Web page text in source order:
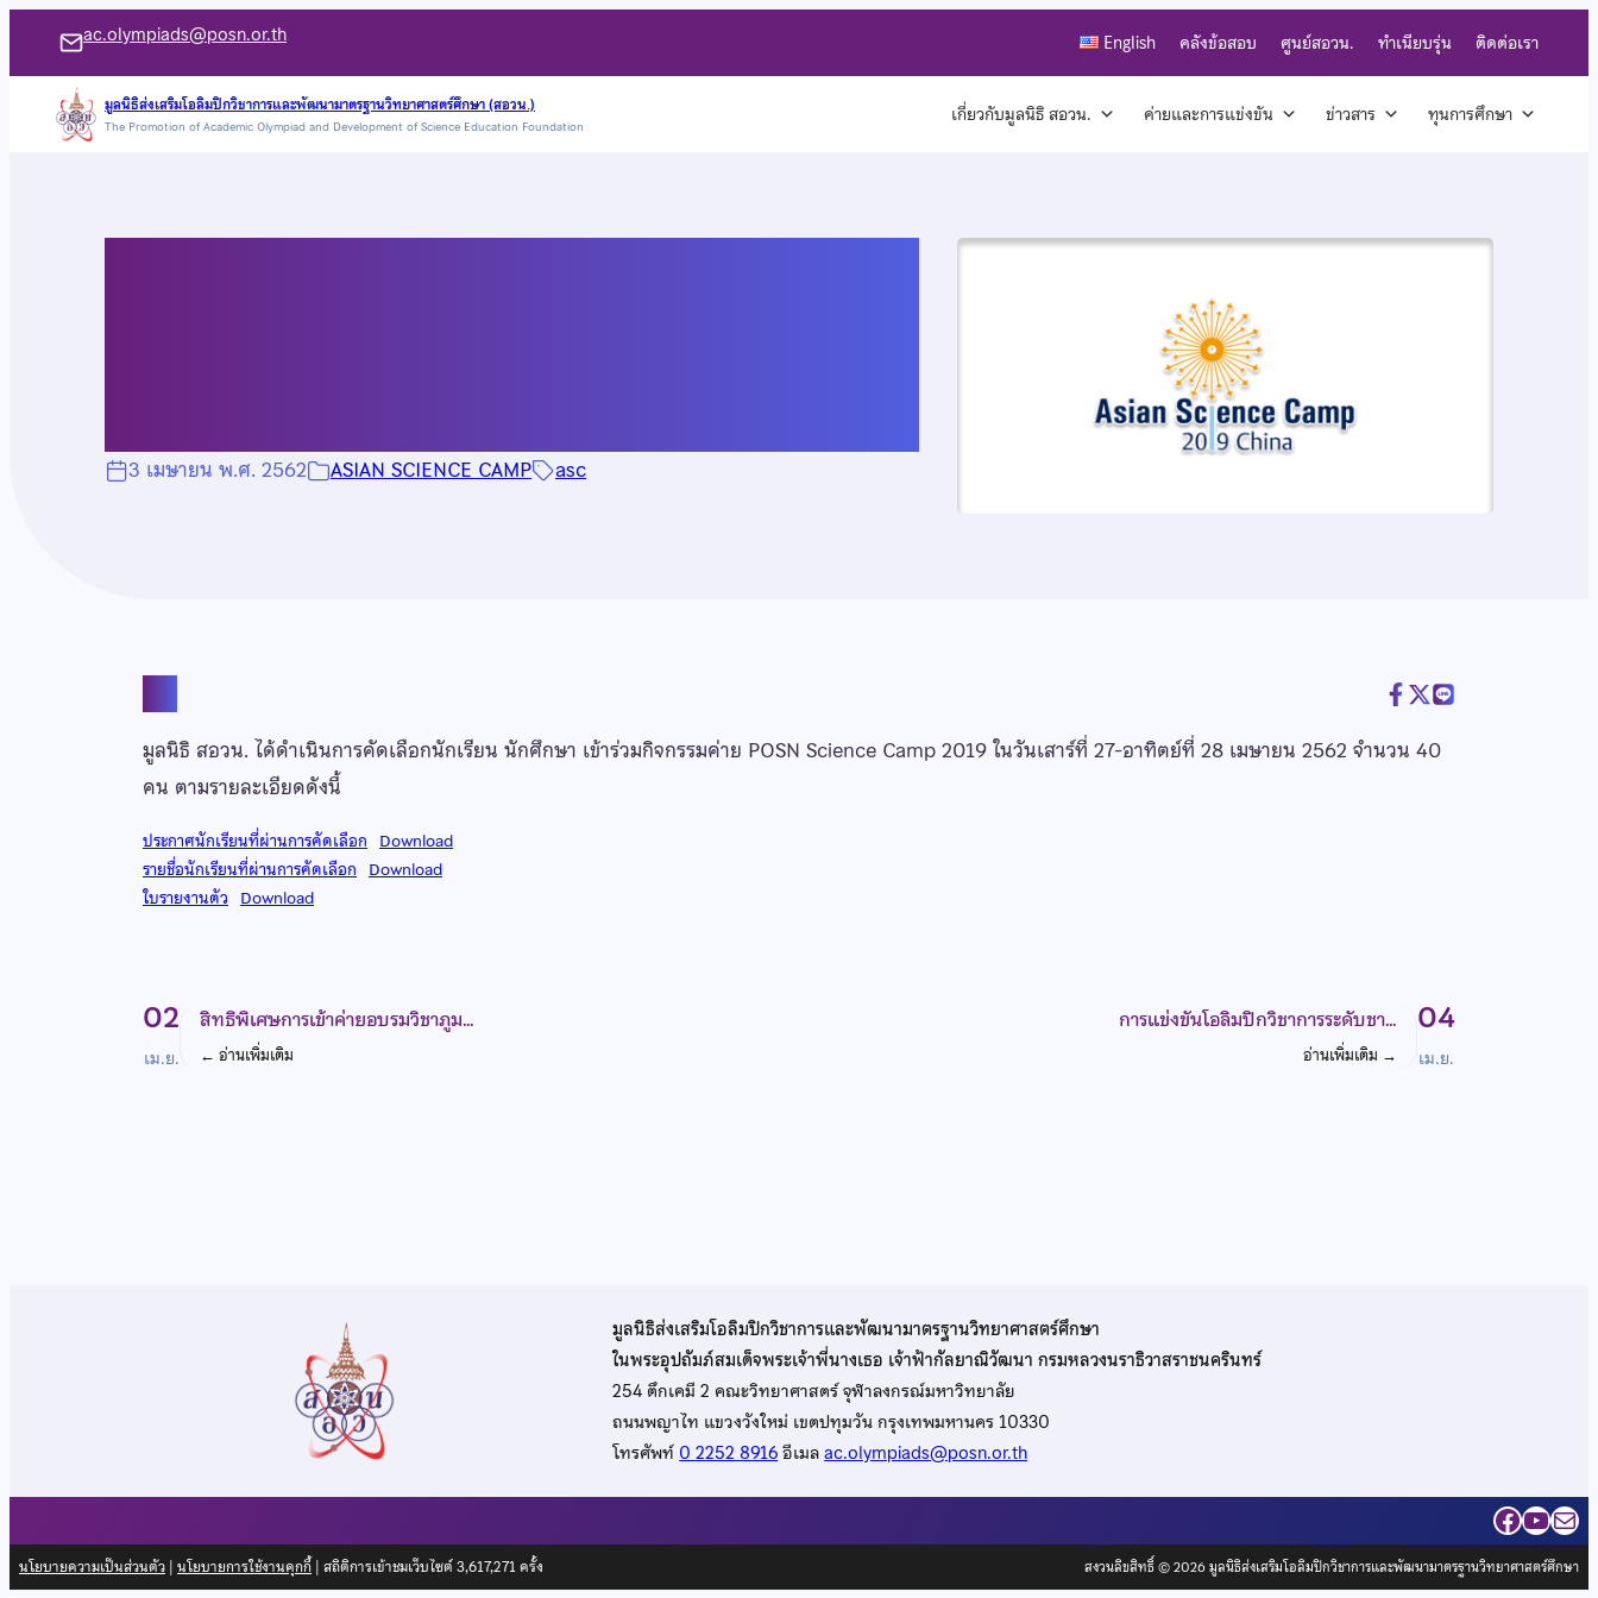
เนื้อหา
ac.olympiads@posn.or.th English คลังข้อสอบ ศูนย์สอวน. ทำเนียบรุ่น ติดต่อเรา
มูลนิธิส่งเสริมโอลิมปิกวิชาการและพัฒนามาตรฐานวิทยาศาสตร์ศึกษา (สอวน.)
The Promotion of Academic Olympiad and Development of Science Education Foundation เกี่ยวกับมูลนิธิ สอวน. ค่ายและการแข่งขัน ข่าวสาร ทุนการศึกษา
3 เมษายน พ.ศ. 2562 ASIAN SCIENCE CAMP asc
มูลนิธิ สอวน. ได้ดำเนินการคัดเลือกนักเรียน นักศึกษา เข้าร่วมกิจกรรมค่าย POSN Science Camp 2019 ในวันเสาร์ที่ 27-อาทิตย์ที่ 28 เมษายน 2562 จำนวน 40
คน ตามรายละเอียดดังนี้
ประกาศนักเรียนที่ผ่านการคัดเลือก Download
รายชื่อนักเรียนที่ผ่านการคัดเลือก Download
ใบรายงานตัว Download
02
เม.ย.
สิทธิพิเศษการเข้าค่ายอบรมวิชาภูม…
← อ่านเพิ่มเติม
04
เม.ย.
การแข่งขันโอลิมปิกวิชาการระดับชา…
อ่านเพิ่มเติม →
มูลนิธิส่งเสริมโอลิมปิกวิชาการและพัฒนามาตรฐานวิทยาศาสตร์ศึกษา
ในพระอุปถัมภ์สมเด็จพระเจ้าพี่นางเธอ เจ้าฟ้ากัลยาณิวัฒนา กรมหลวงนราธิวาสราชนครินทร์
254 ตึกเคมี 2 คณะวิทยาศาสตร์ จุฬาลงกรณ์มหาวิทยาลัย
ถนนพญาไท แขวงวังใหม่ เขตปทุมวัน กรุงเทพมหานคร 10330
โทรศัพท์0 2252 8916อีเมลac.olympiads@posn.or.th
นโยบายความเป็นส่วนตัว | นโยบายการใช้งานคุกกี้ | สถิติการเข้าชมเว็บไซต์3,617,271ครั้ง สงวนลิขสิทธิ์ © 2026 มูลนิธิส่งเสริมโอลิมปิกวิชาการและพัฒนามาตรฐานวิทยาศาสตร์ศึกษา